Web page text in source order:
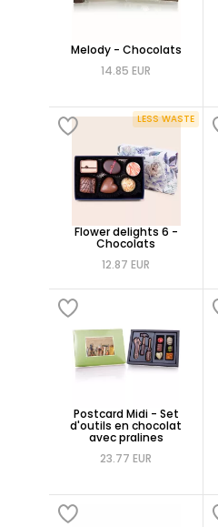
Melody - Chocolats
14.85 EUR
LESS WASTE
Flower delights 6 -
Chocolats
12.87 EUR
Postcard Midi - Set
d'outils en chocolat
avec pralines
23.77 EUR